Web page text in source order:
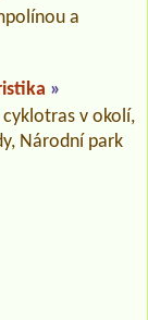
a
»
v okolí,
Národní park